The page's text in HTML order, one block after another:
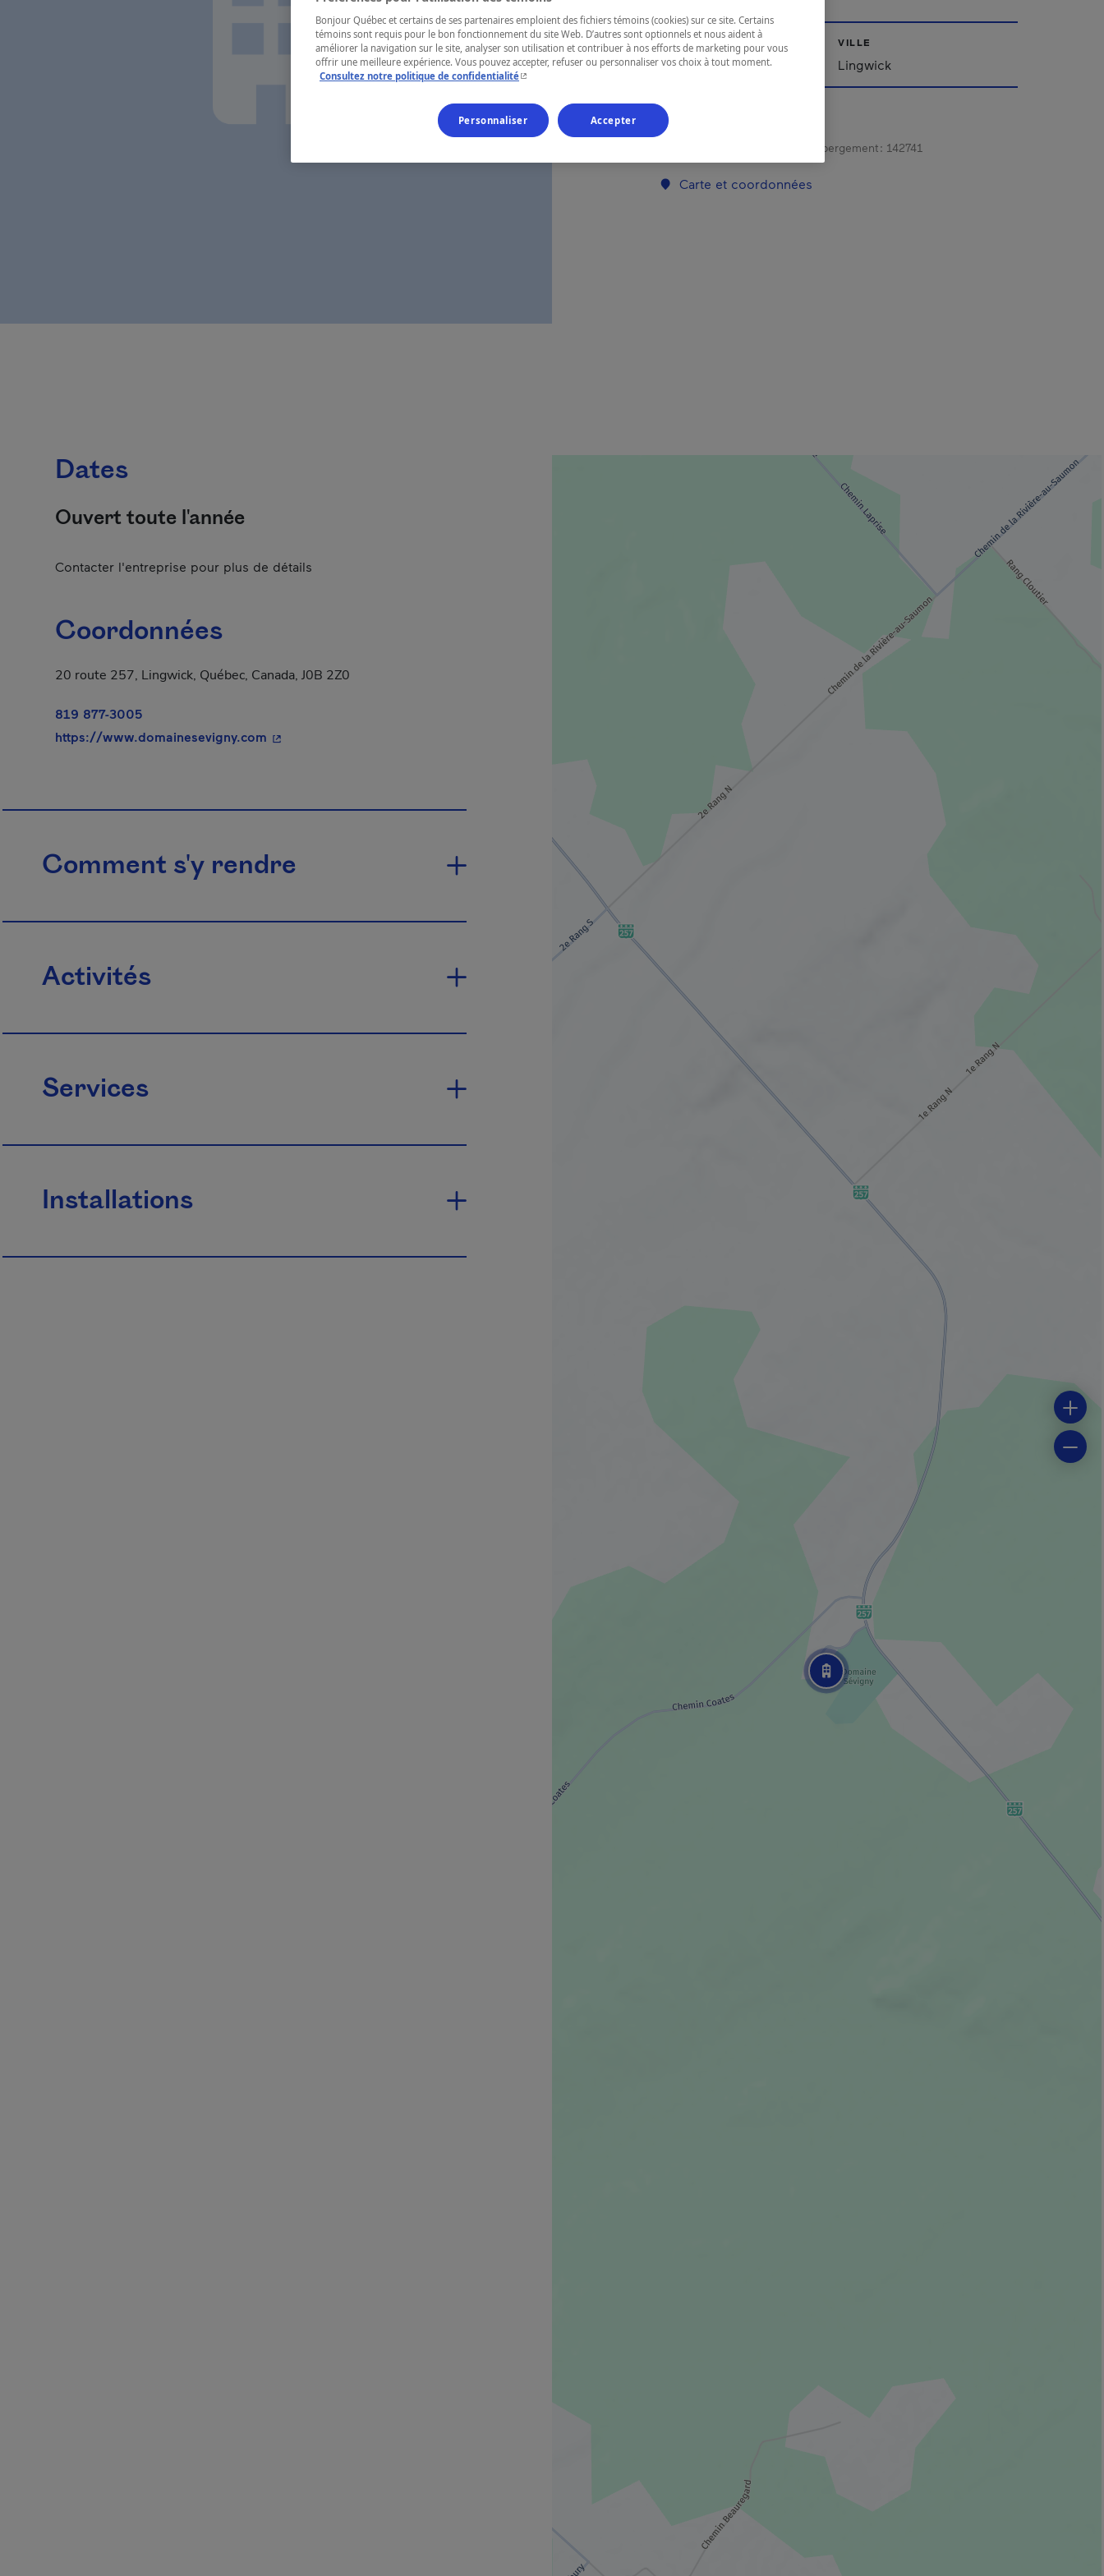
RÉGION
Cantons-de-l'Est
VILLE
Lingwick
Numéro d’enregistrement d’hébergement : 142741
Carte et coordonnées
Dates
Ouvert toute l'année
Contacter l'entreprise pour plus de détails
Coordonnées
20 route 257, Lingwick, Québec, Canada, J0B 2Z0
819 877-3005
https://www.domainesevigny.com - Cet hyperlien s'ouvrira dans une nouvelle fenêtre.
Comment s'y rendre
Activités
Services
Installations
Bonjour Québec et certains de ses partenaires emploient des fichiers témoins (cookies) sur ce site. Certains
témoins sont requis pour le bon fonctionnement du site Web. D’autres sont optionnels et nous aident à
améliorer la navigation sur le site, analyser son utilisation et contribuer à nos efforts de marketing pour vous
offrir une meilleure expérience. Vous pouvez accepter, refuser ou personnaliser vos choix à tout moment.
Consultez notre politique de confidentialité- Cet hyperlien s'ouvrira dans une nouvelle fenêtre.
Personnaliser Accepter